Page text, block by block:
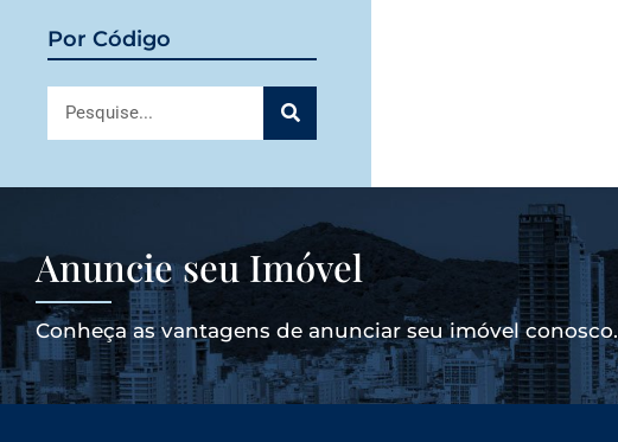
Por Código
Anuncie seu Imóvel
Conheça as vantagens de anunciar seu imóvel conosco.